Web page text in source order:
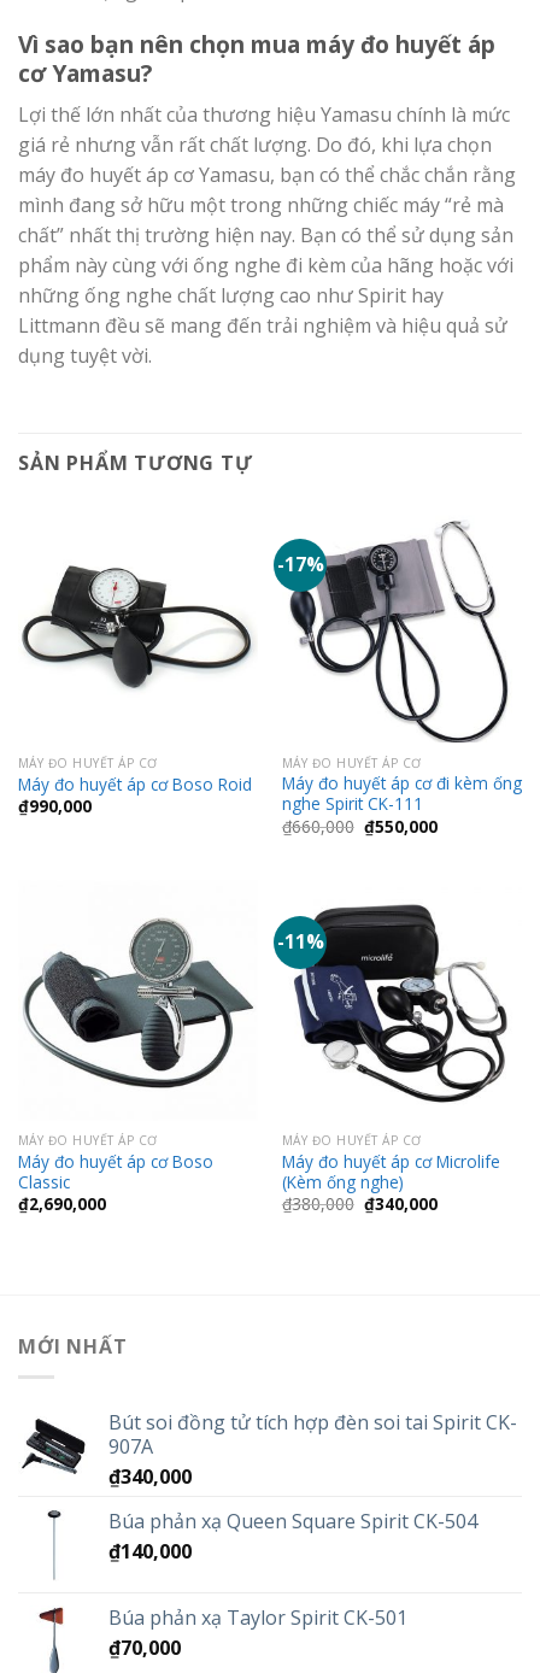
Vì sao bạn nên chọn mua máy đo huyết áp
cơ Yamasu?
Lợi thế lớn nhất của thương hiệu Yamasu chính là mức
giá rẻ nhưng vẫn rất chất lượng. Do đó, khi lựa chọn
máy đo huyết áp cơ Yamasu, bạn có thể chắc chắn rằng
mình đang sở hữu một trong những chiếc máy “rẻ mà
chất” nhất thị trường hiện nay. Bạn có thể sử dụng sản
phẩm này cùng với ống nghe đi kèm của hãng hoặc với
những ống nghe chất lượng cao như Spirit hay
Littmann đều sẽ mang đến trải nghiệm và hiệu quả sử
dụng tuyệt vời.
SẢN PHẨM TƯƠNG TỰ
MÁY ĐO HUYẾT ÁP CƠ
Máy đo huyết áp cơ Boso Roid
₫990,000
-17%
MÁY ĐO HUYẾT ÁP CƠ
Máy đo huyết áp cơ đi kèm ống
nghe Spirit CK-111
₫660,000 Giá
gốc
₫550,000Giá
hiện
MÁY ĐO HUYẾT ÁP CƠ
Máy đo huyết áp cơ Boso
Classic
₫2,690,000
-11%
MÁY ĐO HUYẾT ÁP CƠ
Máy đo huyết áp cơ Microlife
(Kèm ống nghe)
₫380,000 Giá
gốc
₫340,000Giá
MỚI NHẤT
Bút soi đồng tử tích hợp đèn soi tai Spirit CK-
907A
₫340,000
Búa phản xạ Queen Square Spirit CK-504
₫140,000
Búa phản xạ Taylor Spirit CK-501
₫70,000